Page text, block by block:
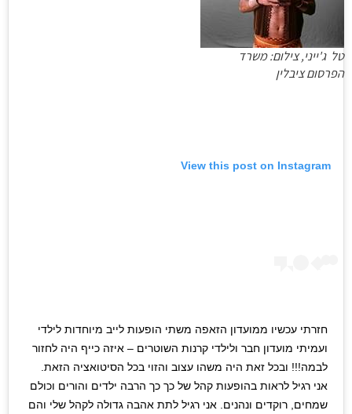
טל ג'ייני, צילום: משרד
הפרסום ציבלין
View this post on Instagram
חזרתי עכשיו ממועדון הזאפה משתי הופעות לייב מיוחדות לילדי
ועמיתי מועדון חבר ולילדי קרנות השוטרים – איזה כייף היה לחזור
לבמה!!! ובכל זאת היה משהו עצוב והזוי בכל הסיטואציה הזאת.
אני רגיל לראות בהופעות קהל של כך כך הרבה ילדים והורים וכולם
שמחים, רוקדים ונהנים. אני רגיל לתת אהבה גדולה לקהל שלי והם